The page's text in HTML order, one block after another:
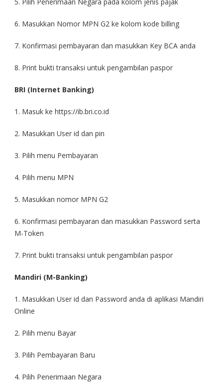
6. Masukkan Nomor MPN G2 ke kolom kode billing
7. Konfirmasi pembayaran dan masukkan Key BCA anda
8. Print bukti transaksi untuk pengambilan paspor
BRI (Internet Banking)
1. Masuk ke https://ib.bri.co.id
2. Masukkan User id dan pin
3. Pilih menu Pembayaran
4. Pilih menu MPN
5. Masukkan nomor MPN G2
6. Konfirmasi pembayaran dan masukkan Password serta
M-Token
7. Print bukti transaksi untuk pengambilan paspor
Mandiri (M-Banking)
1. Masukkan User id dan Password anda di aplikasi Mandiri
Online
2. Pilih menu Bayar
3. Pilih Pembayaran Baru
4. Pilih Penerimaan Negara